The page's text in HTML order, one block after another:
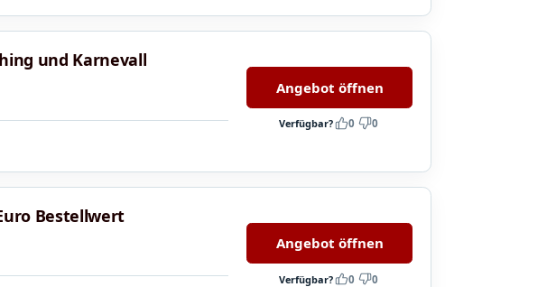
und Karnevall
Angebot öffnen
Verfügbar? 0 0
Bestellwert
Angebot öffnen
Verfügbar? 0 0